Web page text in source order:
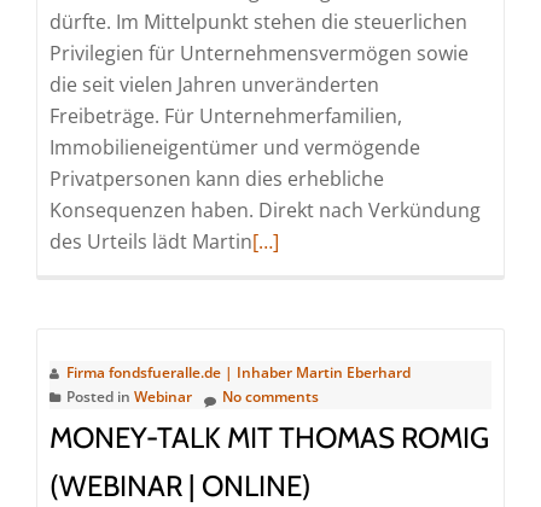
dürfte. Im Mittelpunkt stehen die steuerlichen
Privilegien für Unternehmensvermögen sowie
die seit vielen Jahren unveränderten
Freibeträge. Für Unternehmerfamilien,
Immobilieneigentümer und vermögende
Privatpersonen kann dies erhebliche
Konsequenzen haben. Direkt nach Verkündung
des Urteils lädt MartinRead
Talk
Spezial
mit
Blusz
[…]
Firma fondsfueralle.de | Inhaber Martin Eberhard
Posted in Webinar No comments
MONEY-TALK MIT THOMAS ROMIG
(WEBINAR | ONLINE)